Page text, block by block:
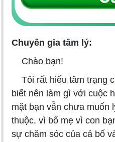
Chuyên gia tâm lý:
Chào bạn!
Tôi rất hiểu tâm trạng
biết nên làm gì với cuộc
mặt bạn vẫn chưa muốn
thuộc, vì bố mẹ vì con
sự chăm sóc của cả bố